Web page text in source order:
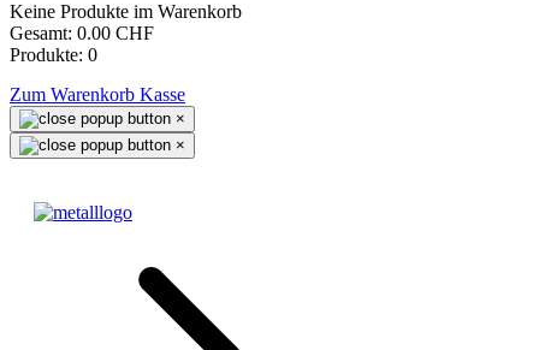
Keine Produkte im Warenkorb
Gesamt: 0.00 CHF
Produkte: 0
Zum Warenkorb Kasse
×
×